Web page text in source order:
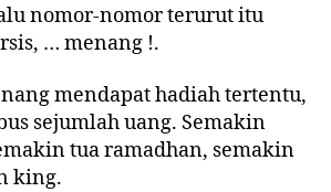
nomor-nomor terurut itu
… menang !.
mendapat hadiah tertentu,
sejumlah uang. Semakin
tua ramadhan, semakin
king.